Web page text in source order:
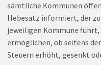
sämtliche Kommunen
Hebesatz informiert, der
jeweiligen Kommune führt,
ermöglichen, ob seitens
Steuern erhöht, gesenkt